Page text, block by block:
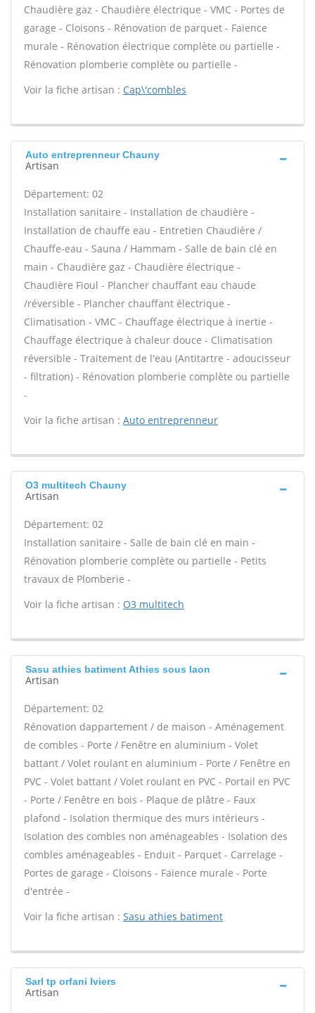
Chaudière gaz - Chaudière électrique - VMC - Portes de
garage - Cloisons - Rénovation de parquet - Faïence
murale - Rénovation électrique complète ou partielle -
Rénovation plomberie complète ou partielle -
Voir la fiche artisan : Cap\'combles
Auto entreprenneur Chauny
Artisan
Département: 02
Installation sanitaire - Installation de chaudière -
Installation de chauffe eau - Entretien Chaudière /
Chauffe-eau - Sauna / Hammam - Salle de bain clé en
main - Chaudière gaz - Chaudière électrique -
Chaudière Fioul - Plancher chauffant eau chaude
/réversible - Plancher chauffant électrique -
Climatisation - VMC - Chauffage électrique à inertie -
Chauffage électrique à chaleur douce - Climatisation
réversible - Traitement de l'eau (Antitartre - adoucisseur
- filtration) - Rénovation plomberie complète ou partielle
-
Voir la fiche artisan : Auto entreprenneur
O3 multitech Chauny
Artisan
Département: 02
Installation sanitaire - Salle de bain clé en main -
Rénovation plomberie complète ou partielle - Petits
travaux de Plomberie -
Voir la fiche artisan : O3 multitech
Sasu athies batiment Athies sous laon
Artisan
Département: 02
Rénovation dappartement / de maison - Aménagement
de combles - Porte / Fenêtre en aluminium - Volet
battant / Volet roulant en aluminium - Porte / Fenêtre en
PVC - Volet battant / Volet roulant en PVC - Portail en PVC
- Porte / Fenêtre en bois - Plaque de plâtre - Faux
plafond - Isolation thermique des murs intérieurs -
Isolation des combles non aménageables - Isolation des
combles aménageables - Enduit - Parquet - Carrelage -
Portes de garage - Cloisons - Faïence murale - Porte
d'entrée -
Voir la fiche artisan : Sasu athies batiment
Sarl tp orfani Iviers
Artisan